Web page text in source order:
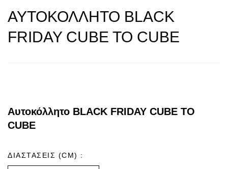
ΑΥΤΟΚΟΛΛΗΤΟ BLACK
FRIDAY CUBE TO CUBE
Αυτοκόλλητο BLACK FRIDAY CUBE TO
CUBE
ΔΙΑΣΤΑΣΕΙΣ (CM)